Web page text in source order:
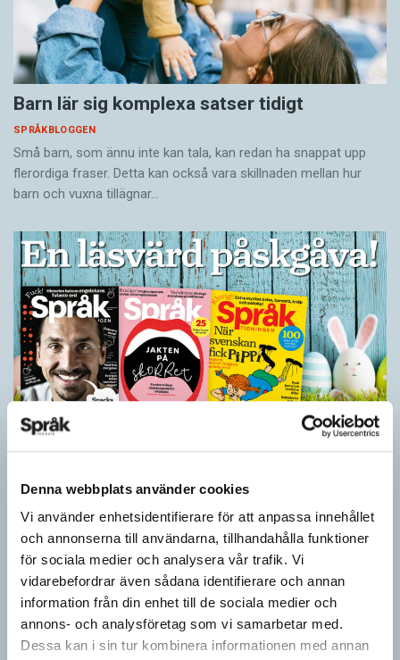
Denna webbplats använder cookies
Vi använder enhetsidentifierare för att anpassa innehållet
och annonserna till användarna, tillhandahålla funktioner
för sociala medier och analysera vår trafik. Vi
vidarebefordrar även sådana identifierare och annan
information från din enhet till de sociala medier och
annons- och analysföretag som vi samarbetar med.
Dessa kan i sin tur kombinera informationen med annan
Barn lär sig komplexa satser tidigt
SPRÅKBLOGGEN
Små barn, som ännu inte kan tala, kan redan ha snappat upp
flerordiga fraser. Detta kan också vara skillnaden mellan hur
barn och vuxna tillägnar…
SPRÅKBLOGGEN
Inför påsken har vi ett riktigt fint erbjudande. Just nu kan du ge
bort 3 nummer av Språktidningen för bara 99 kronor! Du kan
också…